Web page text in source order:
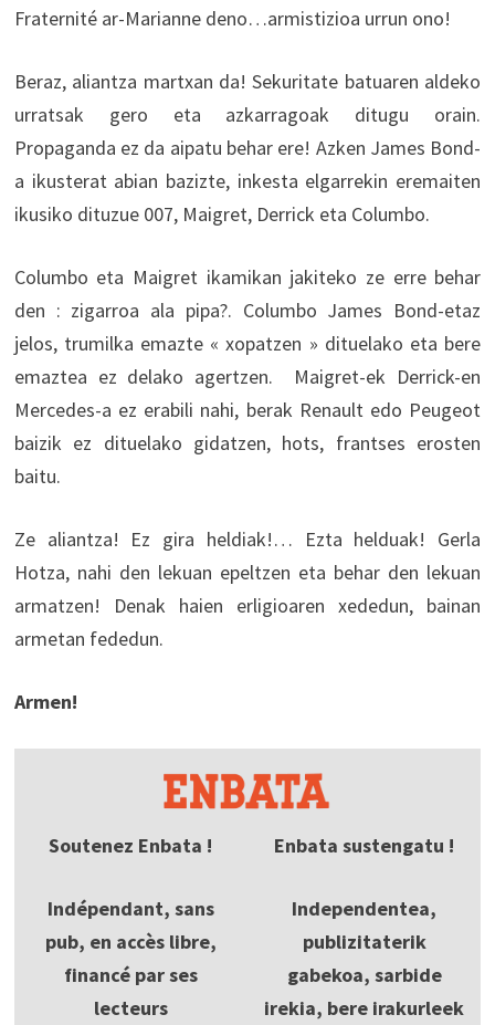
Fraternité ar-Marianne deno…armistizioa urrun ono!
Beraz, aliantza martxan da! Sekuritate batuaren aldeko
urratsak gero eta azkarragoak ditugu orain.
Propaganda ez da aipatu behar ere! Azken James Bond-
a ikusterat abian bazizte, inkesta elgarrekin eremaiten
ikusiko dituzue 007, Maigret, Derrick eta Columbo.
Columbo eta Maigret ikamikan jakiteko ze erre behar
den : zigarroa ala pipa?. Columbo James Bond-etaz
jelos, trumilka emazte « xopatzen » dituelako eta bere
emaztea ez delako agertzen. Maigret-ek Derrick-en
Mercedes-a ez erabili nahi, berak Renault edo Peugeot
baizik ez dituelako gidatzen, hots, frantses erosten
baitu.
Ze aliantza! Ez gira heldiak!… Ezta helduak! Gerla
Hotza, nahi den lekuan epeltzen eta behar den lekuan
armatzen! Denak haien erligioaren xededun, bainan
armetan fededun.
Armen!
Soutenez Enbata !
Indépendant, sans
pub, en accès libre,
financé par ses
lecteurs
Enbata sustengatu !
Independentea,
publizitaterik
gabekoa, sarbide
irekia, bere irakurleek